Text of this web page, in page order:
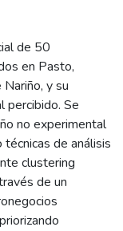
de 50
en Pasto,
y su
percibido. Se
no experimental
de análisis
clustering
de un